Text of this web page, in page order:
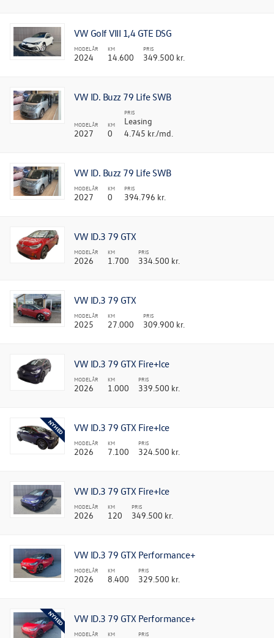
VW Golf VIII 1,4 GTE DSG
MODELÅR
2024
KM
14.600
PRIS
349.500 kr.
VW ID. Buzz 79 Life SWB
MODELÅR
2027
KM
0
PRIS
Leasing
4.745 kr./md.
VW ID. Buzz 79 Life SWB
MODELÅR
2027
KM
0
PRIS
394.796 kr.
VW ID.3 79 GTX
MODELÅR
2026
KM
1.700
PRIS
334.500 kr.
VW ID.3 79 GTX
MODELÅR
2025
KM
27.000
PRIS
309.900 kr.
VW ID.3 79 GTX Fire+Ice
MODELÅR
2026
KM
1.000
PRIS
339.500 kr.
VW ID.3 79 GTX Fire+Ice
MODELÅR
2026
KM
7.100
PRIS
324.500 kr.
VW ID.3 79 GTX Fire+Ice
MODELÅR
2026
KM
120
PRIS
349.500 kr.
VW ID.3 79 GTX Performance+
MODELÅR
2026
KM
8.400
PRIS
329.500 kr.
VW ID.3 79 GTX Performance+
MODELÅR KM PRIS